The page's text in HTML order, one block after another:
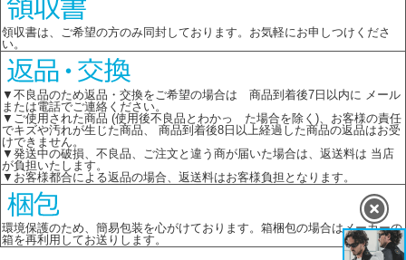
領収書は、ご希望の方のみ同封しております。お気軽にお申しつけくださ
い。
▼不良品のため返品・交換をご希望の場合は 商品到着後7日以内に メール
または電話でご連絡ください。
▼ご使用された商品 (使用後不良品とわかっ た場合を除く)、お客様の責任
でキズや汚れが生じた商品、 商品到着後8日以上経過した商品の返品はお受
けできません。
▼発送中の破損、不良品、ご注文と違う商が届いた場合は、返送料は 当店
が負担いたします。
▼お客様都合による返品の場合、返送料はお客様負担となります。
環境保護のため、簡易包装を心がけております。箱梱包の場合はメーカーの
箱を再利用してお送りします。